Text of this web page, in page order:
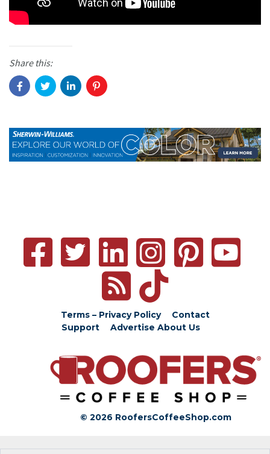
Share this:
Terms – Privacy Policy
Contact
Support
Advertise About Us
© 2026 RoofersCoffeeShop.com